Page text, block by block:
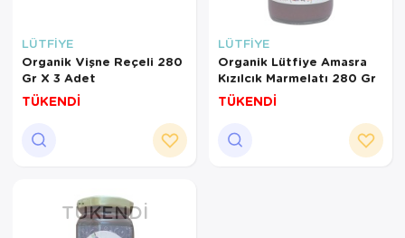
LÜTFİYE
Organik Vişne Reçeli 280
Gr X 3 Adet
TÜKENDİ
LÜTFİYE
Organik Lütfiye Amasra
Kızılcık Marmelatı 280 Gr
TÜKENDİ
TÜKENDI